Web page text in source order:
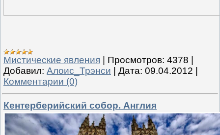
Мистические явления Просмотров: 4378
Добавил: Алоис_Трэнси Дата: 09.04.2012
Комментарии (0)
Кентерберийский собор. Англия